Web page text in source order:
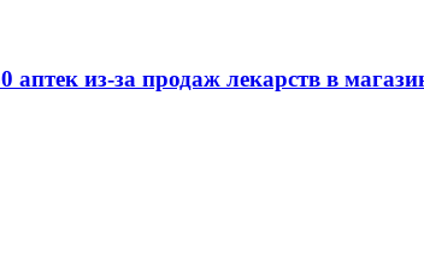
аптек из-за продаж лекарств в